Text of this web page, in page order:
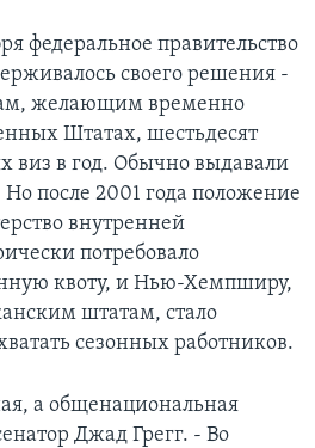
федеральное правительство
своего решения -
желающим временно
Штатах, шестьдесят
виз в год. Обычно выдавали
после 2001 года положение
внутренней
потребовало
квоту, и Нью-Хемпширу,
штатам, стало
сезонных работников.
а общенациональная
Джад Грегг. - Во